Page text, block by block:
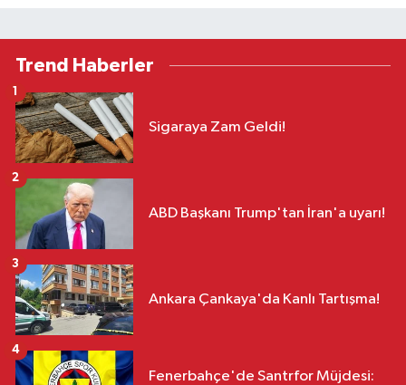
Trend Haberler
Sigaraya Zam Geldi!
1
ABD Başkanı Trump'tan İran'a uyarı!
2
Ankara Çankaya'da Kanlı Tartışma!
3
Fenerbahçe'de Santrfor Müjdesi:
4